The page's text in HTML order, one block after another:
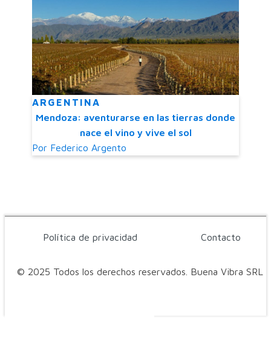
ARGENTINA
Mendoza: aventurarse en las tierras donde
nace el vino y vive el sol
Por Federico Argento
© 2025 Todos los derechos reservados. Buena Vibra SRL
Política de privacidad Contacto